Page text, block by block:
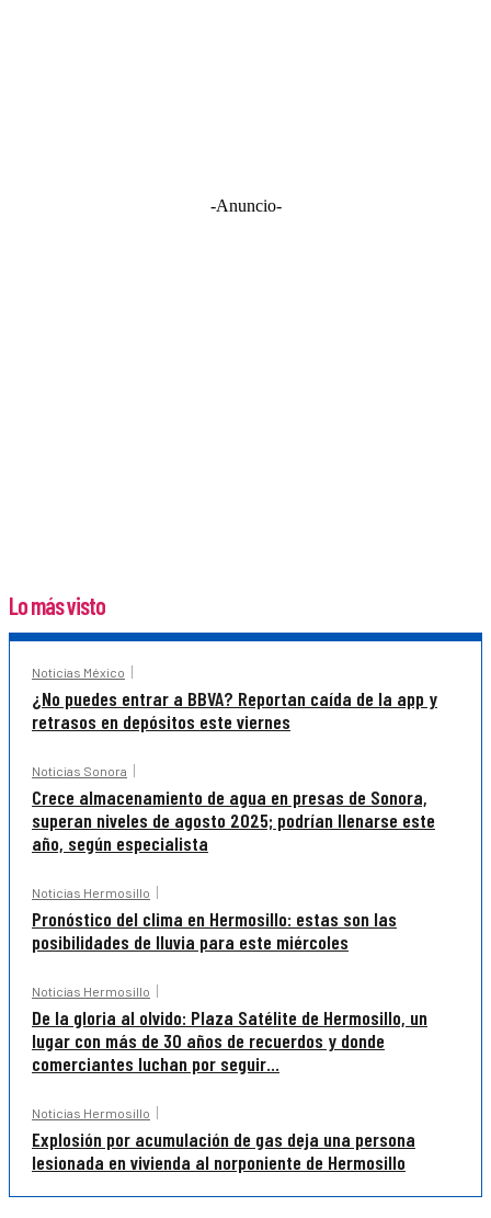
-Anuncio-
Lo más visto
Noticias México
¿No puedes entrar a BBVA? Reportan caída de la app y
retrasos en depósitos este viernes
Noticias Sonora
Crece almacenamiento de agua en presas de Sonora,
superan niveles de agosto 2025; podrían llenarse este
año, según especialista
Noticias Hermosillo
Pronóstico del clima en Hermosillo: estas son las
posibilidades de lluvia para este miércoles
Noticias Hermosillo
De la gloria al olvido: Plaza Satélite de Hermosillo, un
lugar con más de 30 años de recuerdos y donde
comerciantes luchan por seguir...
Noticias Hermosillo
Explosión por acumulación de gas deja una persona
lesionada en vivienda al norponiente de Hermosillo